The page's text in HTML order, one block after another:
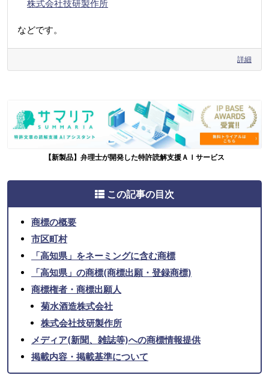
株式会社技研製作所
などです。
詳細
【新製品】弁理士が開発した特許読解支援ＡＩサービス
この記事の目次
商標の概要
市区町村
「高知県」をネーミングに含む商標
「高知県」の商標(商標出願・登録商標)
商標権者・商標出願人
菊水酒造株式会社
株式会社技研製作所
メディア(新聞、雑誌等)への商標情報提供
掲載内容・掲載基準について